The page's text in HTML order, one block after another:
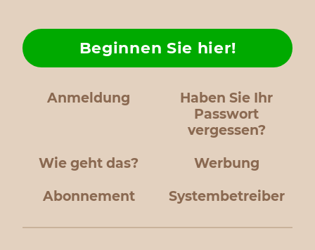
Anmeldung
Haben Sie Ihr
Passwort
vergessen?
Wie geht das?
Beginnen Sie hier!
Werbung
Abonnement Systembetreiber